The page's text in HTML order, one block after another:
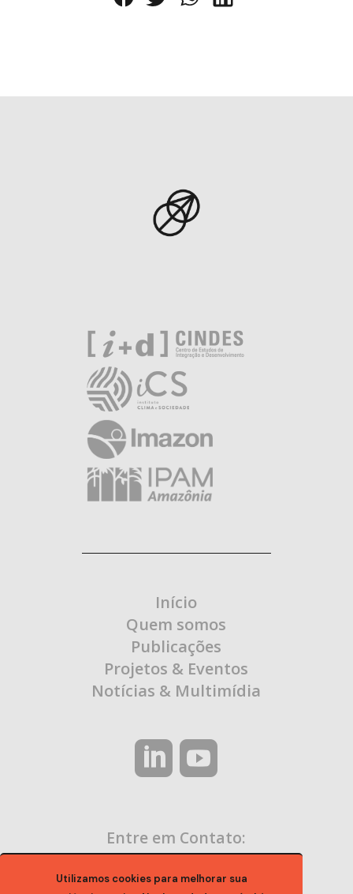
Utilizamos cookies para melhorar sua
Início
Quem somos
Publicações
Projetos & Eventos
Notícias & Multimídia
Entre em Contato: